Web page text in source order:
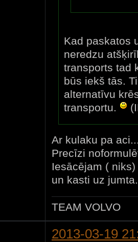
Kad paskatos
neredzu
transports tad
būs iekš tās.
alternatīvu
transportu.
Ar kulaku pa
Precīzi
Iesācējam (
un kasti uz
TEAM VOLVO
2013-03-19